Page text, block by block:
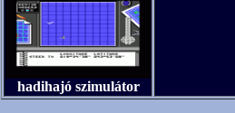
hadihajó szimulátor